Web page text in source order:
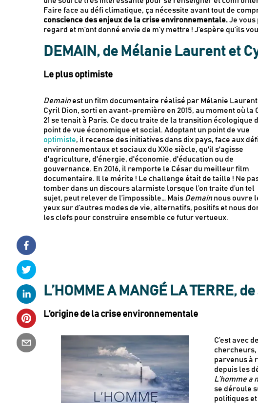
Faire face au défi climatique, ça nécessite avant tout de
conscience des enjeux de la crise environnementale.Je vous
regard et m’ont donné envie de m’y mettre ! J’espère qu’ils
DEMAIN, de Mélanie Laurent et
Le plus optimiste
Demainest un film documentaire réalisé par Mélanie
Cyril Dion, sorti en avant-première en 2015, au moment où la
21 se tenait à Paris. Ce docu traite de la transition écologique
point de vue économique et social. Adoptant un point de vue
optimiste, il recense des initiatives dans dix pays, face aux
environnementaux et sociaux du XXIe siècle, qu'il s'agisse
d'agriculture, d'énergie, d'économie, d'éducation ou de
gouvernance. En 2016, il remporte le César du meilleur film
documentaire. Il le mérite ! Le challenge était de taille ! Ne
tomber dans un discours alarmiste lorsque l’on traite d’un tel
sujet, peut relever de l’impossible… Mais Demainnous ouvre
yeux sur d’autres modes de vie, alternatifs, positifs et nous
les clefs pour construire ensemble ce futur vertueux.
L’HOMME A MANGÉ LA TERRE,
L’origine de la crise environnementale
C’est avec
chercheurs,
parvenus à
depuis les
L’homme a
se déroule
politiques